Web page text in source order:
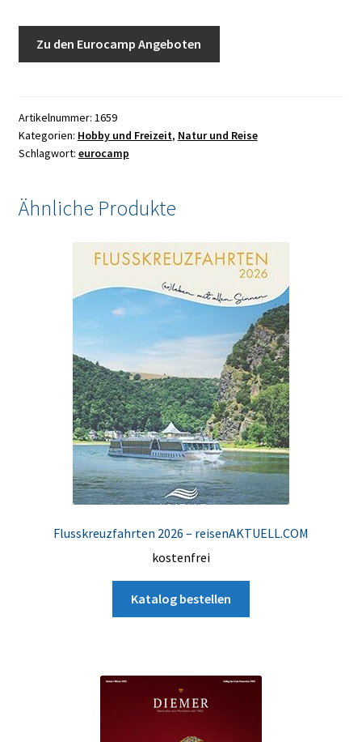
Zu den Eurocamp Angeboten
Artikelnummer: 1659
Kategorien: Hobby und Freizeit, Natur und Reise
Schlagwort: eurocamp
Ähnliche Produkte
Flusskreuzfahrten 2026 – reisenAKTUELL.COM
kostenfrei
Katalog bestellen